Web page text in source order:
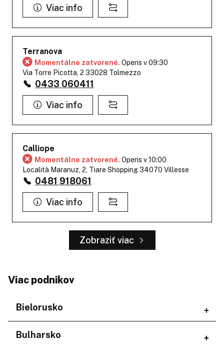
Viac info
Terranova
Momentálne zatvorené. Opens v 09:30
Via Torre Picotta, 2 33028 Tolmezzo
0433 060411
Viac info
Calliope
Momentálne zatvorené. Opens v 10:00
Località Maranuz, 2, Tiare Shopping 34070 Villesse
0481 918061
Viac info
Zobraziť viac
Viac podnikov
Bielorusko
Regióny
Bulharsko